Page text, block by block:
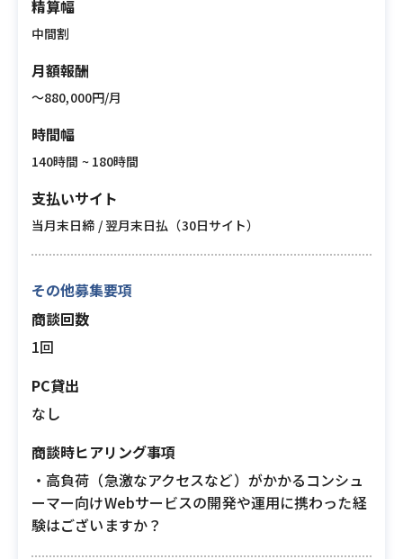
精算幅
中間割
月額報酬
〜880,000円/月
時間幅
140時間 ~ 180時間
支払いサイト
当月末日締 / 翌月末日払（30日サイト）
その他募集要項
商談回数
1回
PC貸出
なし
商談時ヒアリング事項
・高負荷（急激なアクセスなど）がかかるコンシュ
ーマー向けWebサービスの開発や運用に携わった経
験はございますか？